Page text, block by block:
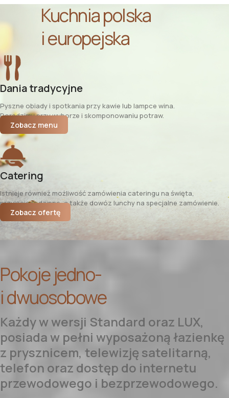
Kuchnia polska
i europejska
Dania tradycyjne
Pyszne obiady i spotkania przy kawie lub lampce wina.
Doradzimy przy wyborze i skomponowaniu potraw.
Zobacz menu
Catering
Istnieje również możliwość zamówienia cateringu na święta,
przyjęcia rodzinne, a także dowóz lunchy na specjalne zamówienie.
Zobacz ofertę
Pokoje jedno-
i dwuosobowe
Każdy w wersji Standard oraz LUX,
posiada w pełni wyposażoną łazienkę
z prysznicem, telewizję satelitarną,
telefon oraz dostęp do internetu
przewodowego i bezprzewodowego.